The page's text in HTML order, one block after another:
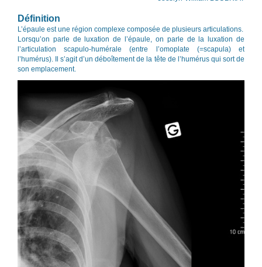
Définition
L’épaule est une région complexe composée de plusieurs articulations.
Lorsqu’on parle de luxation de l’épaule, on parle de la luxation de
l’articulation scapulo-humérale (entre l’omoplate (=scapula) et
l’humérus). Il s’agit d’un déboîtement de la tête de l’humérus qui sort de
son emplacement.